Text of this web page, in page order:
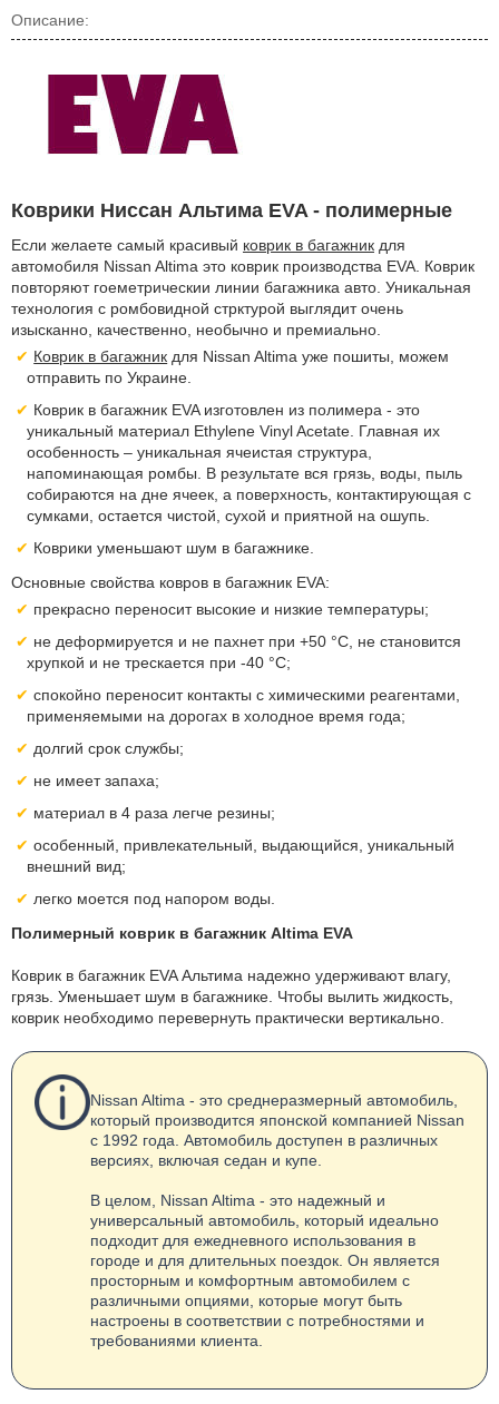
Описание:
Коврики Ниссан Альтима EVA - полимерные
Если желаете самый красивый коврик в багажник для
автомобиля Nissan Altima это коврик производства EVA. Коврик
повторяют гоеметрическии линии багажника авто. Уникальная
технология с ромбовидной стрктурой выглядит очень
изысканно, качественно, необычно и премиально.
Коврик в багажник для Nissan Altima уже пошиты, можем
отправить по Украине.
Коврик в багажник EVA изготовлен из полимера - это
уникальный материал Ethylene Vinyl Acetate. Главная их
особенность – уникальная ячеистая структура,
напоминающая ромбы. В результате вся грязь, воды, пыль
собираются на дне ячеек, а поверхность, контактирующая с
сумками, остается чистой, сухой и приятной на ошупь.
Коврики уменьшают шум в багажнике.
Основные свойства ковров в багажник EVA:
прекрасно переносит высокие и низкие температуры;
не деформируется и не пахнет при +50 °С, не становится
хрупкой и не трескается при -40 °С;
спокойно переносит контакты с химическими реагентами,
применяемыми на дорогах в холодное время года;
долгий срок службы;
не имеет запаха;
материал в 4 раза легче резины;
особенный, привлекательный, выдающийся, уникальный
внешний вид;
легко моется под напором воды.
Полимерный коврик в багажник Altima EVA
Коврик в багажник EVA Альтима надежно удерживают влагу,
грязь. Уменьшает шум в багажнике. Чтобы вылить жидкость,
коврик необходимо перевернуть практически вертикально.
Nissan Altima - это среднеразмерный автомобиль,
который производится японской компанией Nissan
с 1992 года. Автомобиль доступен в различных
версиях, включая седан и купе.
В целом, Nissan Altima - это надежный и
универсальный автомобиль, который идеально
подходит для ежедневного использования в
городе и для длительных поездок. Он является
просторным и комфортным автомобилем с
различными опциями, которые могут быть
настроены в соответствии с потребностями и
требованиями клиента.